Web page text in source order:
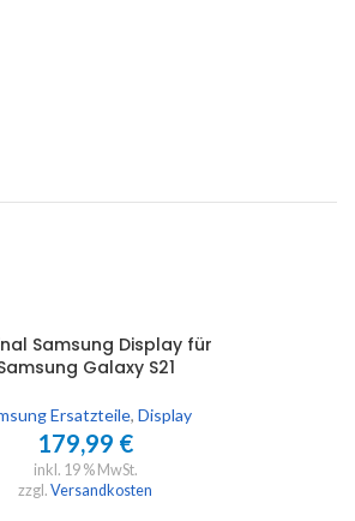
Samsung Display für
Galaxy S21
Ersatzteile, Display
179,99 €
inkl. 19 % MwSt.
zzgl. Versandkosten